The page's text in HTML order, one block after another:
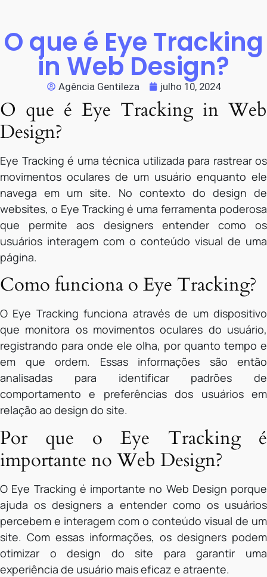
O que é Eye Tracking
in Web Design?
Agência Gentileza julho 10, 2024
O que é Eye Tracking in Web
Design?
Eye Tracking é uma técnica utilizada para rastrear os
movimentos oculares de um usuário enquanto ele
navega em um site. No contexto do design de
websites, o Eye Tracking é uma ferramenta poderosa
que permite aos designers entender como os
usuários interagem com o conteúdo visual de uma
página.
Como funciona o Eye Tracking?
O Eye Tracking funciona através de um dispositivo
que monitora os movimentos oculares do usuário,
registrando para onde ele olha, por quanto tempo e
em que ordem. Essas informações são então
analisadas para identificar padrões de
comportamento e preferências dos usuários em
relação ao design do site.
Por que o Eye Tracking é
importante no Web Design?
O Eye Tracking é importante no Web Design porque
ajuda os designers a entender como os usuários
percebem e interagem com o conteúdo visual de um
site. Com essas informações, os designers podem
otimizar o design do site para garantir uma
experiência de usuário mais eficaz e atraente.